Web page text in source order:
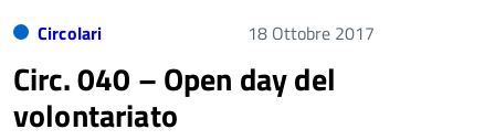
Circolari 18 Ottobre 2017
Circ. 040 – Open day del
volontariato